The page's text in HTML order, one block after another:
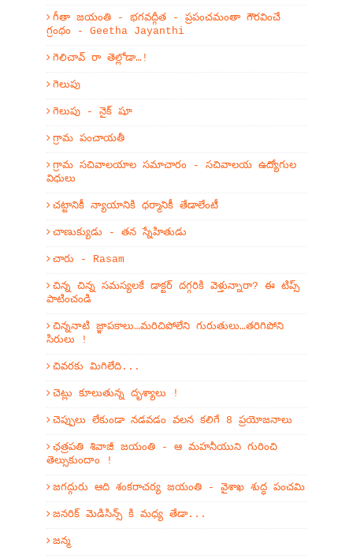
గీతా జయంతి - భగవద్గీత - ప్రపంచమంతా గౌరవించే
గ్రంథం - Geetha Jayanthi
గెలిచావ్ రా తెల్లోడా…!
గెలుపు
గెలుపు - నైక్ షూ
గ్రామ పంచాయతీ
గ్రామ సచివాలయాల సమాచారం - సచివాలయ ఉద్యోగుల
విధులు
చట్టానికీ న్యాయానికి ధర్మానికీ తేడాలేంటీ
చాణుక్యుడు - తన స్నేహితుడు
చారు - Rasam
చిన్న చిన్న సమస్యలకే డాక్టర్ దగ్గరికి వెళ్తున్నారా? ఈ టిప్స్
పాటించండి
చిన్ననాటి జ్ఞాపకాలు…మరిచిపోలేని గురుతులు…తరిగిపోని
సిరులు !
చివరకు మిగిలేది...
చెట్లు కూలుతున్న దృశ్యాలు !
చెప్పులు లేకుండా నడవడం వలన కలిగే 8 ప్రయోజనాలు
ఛత్రపతి శివాజీ జయంతి - ఆ మహనీయుని గురించి
తెల్సుకుందాం !
జగద్గురు ఆది శంకరాచర్య జయంతి - వైశాఖ శుద్ధ పంచమి
జనరిక్ మెడిసిన్స్ కి మధ్య తేడా...
జన్మ